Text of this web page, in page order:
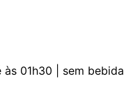
01h30 | sem bebida